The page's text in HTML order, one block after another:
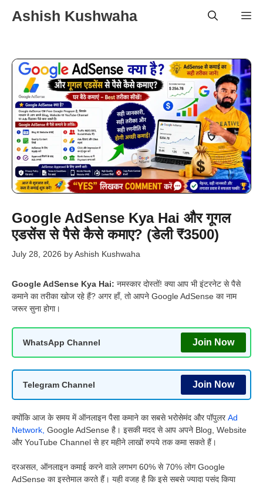
Ashish Kushwaha
Google AdSense Kya Hai और गूगल
एडसेंस से पैसे कैसे कमाए? (डेली ₹3500)
July 28, 2026 byAshish Kushwaha
Google AdSense Kya Hai: नमस्कार दोस्तों! क्या आप भी इंटरनेट से पैसे
कमाने का तरीका खोज रहे हैं? अगर हाँ, तो आपने Google AdSense का नाम
जरूर सुना होगा।
WhatsApp Channel Join Now
Telegram Channel Join Now
क्योंकि आज के समय में ऑनलाइन पैसा कमाने का सबसे भरोसेमंद और पॉपुलरAd
Network, Google AdSense है। इसकी मदद से आप अपने Blog, Website
और YouTube Channel से हर महीने लाखों रुपये तक कमा सकते हैं।
दरअसल, ऑनलाइन कमाई करने वाले लगभग 60% से 70% लोग Google
AdSense का इस्तेमाल करते हैं। यही वजह है कि इसे सबसे ज्यादा पसंद किया